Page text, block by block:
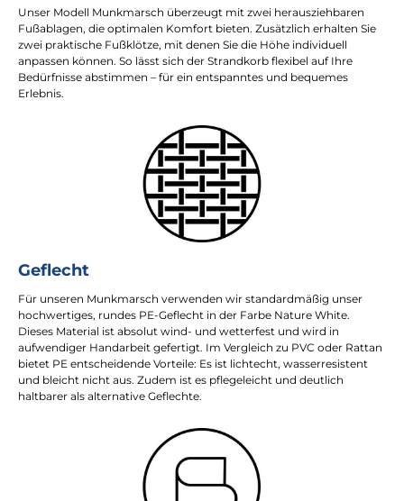
Unser Modell Munkmarsch überzeugt mit zwei herausziehbaren
Fußablagen, die optimalen Komfort bieten. Zusätzlich erhalten Sie
zwei praktische Fußklötze, mit denen Sie die Höhe individuell
anpassen können. So lässt sich der Strandkorb flexibel auf Ihre
Bedürfnisse abstimmen – für ein entspanntes und bequemes
Erlebnis.
Geflecht
Für unseren Munkmarsch verwenden wir standardmäßig unser
hochwertiges, rundes PE-Geflecht in der Farbe Nature White.
Dieses Material ist absolut wind- und wetterfest und wird in
aufwendiger Handarbeit gefertigt. Im Vergleich zu PVC oder Rattan
bietet PE entscheidende Vorteile: Es ist lichtecht, wasserresistent
und bleicht nicht aus. Zudem ist es pflegeleicht und deutlich
haltbarer als alternative Geflechte.